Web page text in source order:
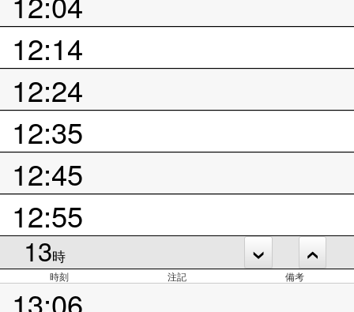
12:14
12:24
12:35
12:45
12:55
13時
時刻 注記 備考
13:06